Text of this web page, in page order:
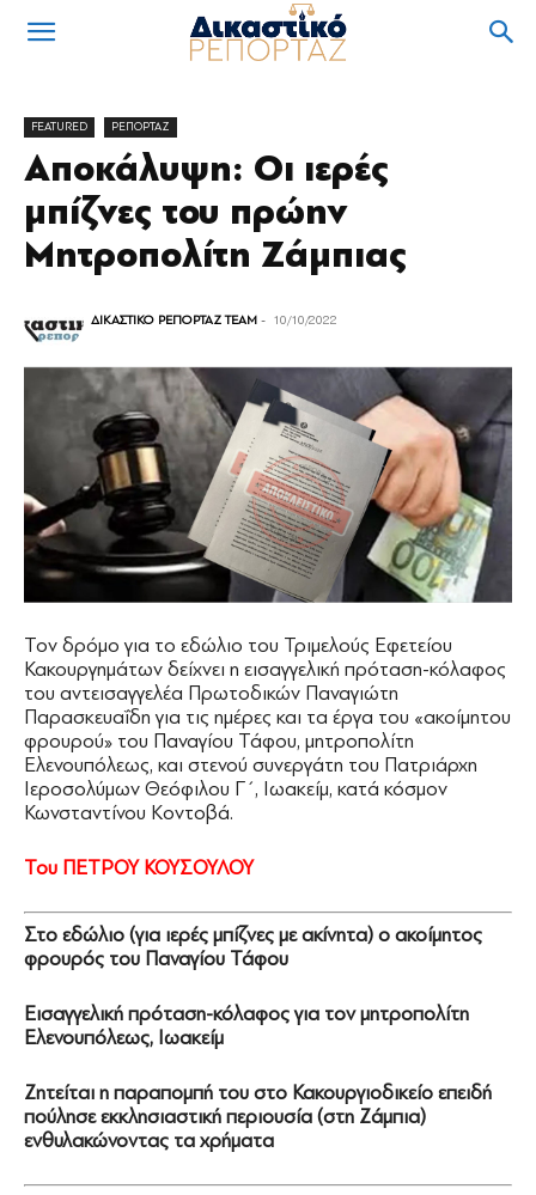
FEATURED ΡΕΠΟΡΤΑΖ
Αποκάλυψη: Οι ιερές
μπίζνες του πρώην
Μητροπολίτη Ζάμπιας
ΔΙΚΑΣΤΙΚΟ ΡΕΠΟΡΤΑΖ TEAM - 10/10/2022
Τον δρόμο για το εδώλιο του Τριμελούς Εφετείου
Κακουργημάτων δείχνει η εισαγγελική πρόταση-κόλαφος
του αντεισαγγελέα Πρωτοδικών Παναγιώτη
Παρασκευαΐδη για τις ημέρες και τα έργα του «ακοίμητου
φρουρού» του Παναγίου Τάφου, μητροπολίτη
Ελενουπόλεως, και στενού συνεργάτη του Πατριάρχη
Ιεροσολύμων Θεόφιλου Γ΄, Ιωακείμ, κατά κόσμον
Κωνσταντίνου Κοντοβά.
Του ΠΕΤΡΟΥ ΚΟΥΣΟΥΛΟΥ
Στο εδώλιο (για ιερές μπίζνες με ακίνητα) ο ακοίμητος
φρουρός του Παναγίου Τάφου
Εισαγγελική πρόταση-κόλαφος για τον μητροπολίτη
Ελενουπόλεως, Ιωακείμ
Ζητείται η παραπομπή του στο Κακουργιοδικείο επειδή
πούλησε εκκλησιαστική περιουσία (στη Ζάμπια)
ενθυλακώνοντας τα χρήματα